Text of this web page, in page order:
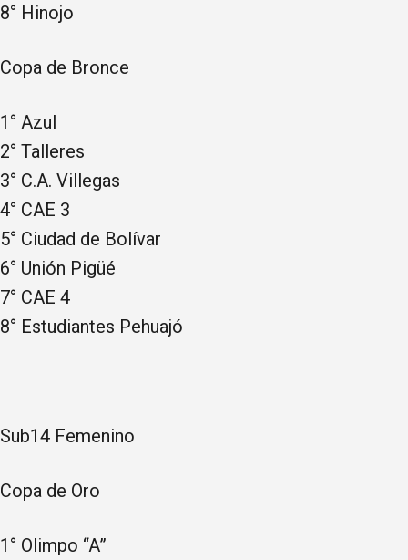
8° Hinojo
Copa de Bronce
1° Azul
2° Talleres
3° C.A. Villegas
4° CAE 3
5° Ciudad de Bolívar
6° Unión Pigüé
7° CAE 4
8° Estudiantes Pehuajó
Sub14 Femenino
Copa de Oro
1° Olimpo “A”